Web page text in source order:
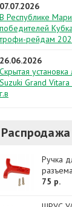
07.07.2026
В Республике
победителей
трофи-рейдам
26.06.2026
Скрытая
Suzuki Grand
г.в
Распродажа
Ручка
75 р.